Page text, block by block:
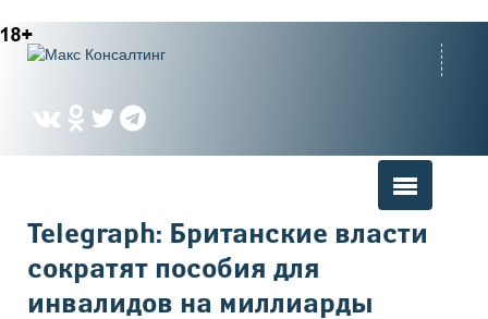
Вы здесь
Telegraph: Британские власти
сократят пособия для
инвалидов на миллиарды